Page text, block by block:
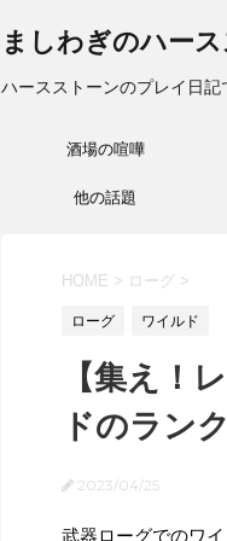
ましわぎのハー
ハースストーンのプレイ日
酒場の喧嘩
他の話題
HOME > ローグ >
ローグ ワイルド
【集え！
ドのラン
2023/04/25
武器ローグでのワ